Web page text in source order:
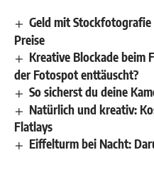
Geld mit
Preise
Kreative Blockade beim
der Fotospot enttäuscht?
So sicherst du deine
Natürlich und kreativ:
Flatlays
Eiffelturm bei Nacht: